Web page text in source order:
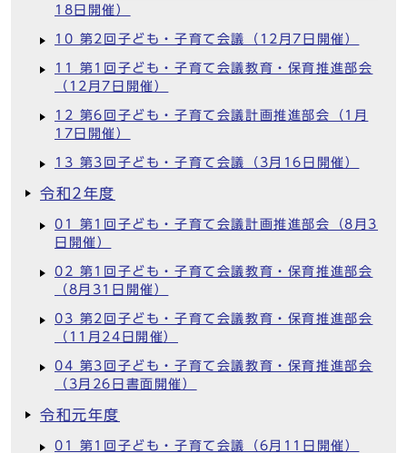
18日開催）
10 第2回子ども・子育て会議（12月7日開催）
11 第1回子ども・子育て会議教育・保育推進部会
（12月7日開催）
12 第6回子ども・子育て会議計画推進部会（1月
17日開催）
13 第3回子ども・子育て会議（3月16日開催）
令和2年度
01 第1回子ども・子育て会議計画推進部会（8月3
日開催）
02 第1回子ども・子育て会議教育・保育推進部会
（8月31日開催）
03 第2回子ども・子育て会議教育・保育推進部会
（11月24日開催）
04 第3回子ども・子育て会議教育・保育推進部会
（3月26日書面開催）
令和元年度
01 第1回子ども・子育て会議（6月11日開催）